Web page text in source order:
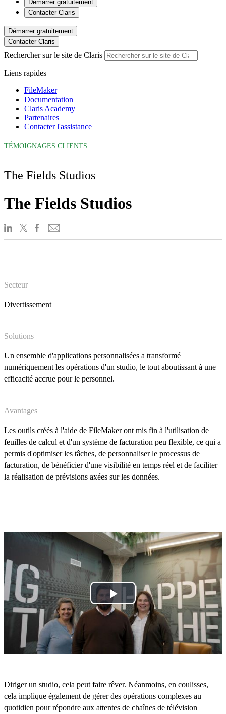
Démarrer gratuitement
Contacter Claris
Démarrer gratuitement
Contacter Claris
Rechercher sur le site de Claris
Liens rapides
FileMaker
Documentation
Claris Academy
Partenaires
Contacter l'assistance
TÉMOIGNAGES CLIENTS
The Fields Studios
The Fields Studios
Secteur
Divertissement
Solutions
Un ensemble d'applications personnalisées a transformé
numériquement les opérations d'un studio, le tout aboutissant à une
efficacité accrue pour le personnel.
Avantages
Les outils créés à l'aide de FileMaker ont mis fin à l'utilisation de
feuilles de calcul et d'un système de facturation peu flexible, ce qui a
permis d'optimiser les tâches, de personnaliser le processus de
facturation, de bénéficier d'une visibilité en temps réel et de faciliter
la réalisation de prévisions axées sur les données.
Play
Video
Diriger un studio, cela peut faire rêver. Néanmoins, en coulisses,
cela implique également de gérer des opérations complexes au
quotidien pour répondre aux attentes de chaînes de télévision